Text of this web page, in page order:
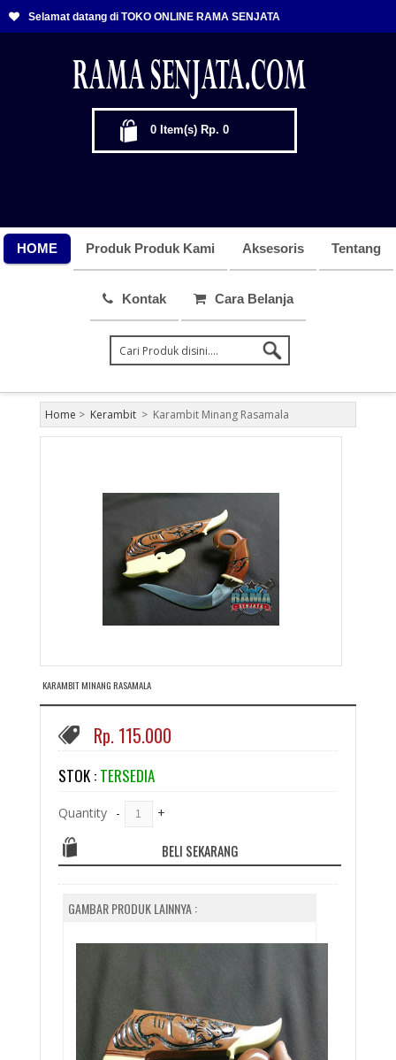
Selamat datang di TOKO ONLINE RAMA SENJATA
0 Item(s) Rp. 0
HOME Produk Produk Kami Aksesoris Tentang
Kontak Cara Belanja
Home > Kerambit > Karambit Minang Rasamala
KARAMBIT MINANG RASAMALA
Rp. 115.000
STOK : TERSEDIA
Quantity - +
BELI SEKARANG
GAMBAR PRODUK LAINNYA :